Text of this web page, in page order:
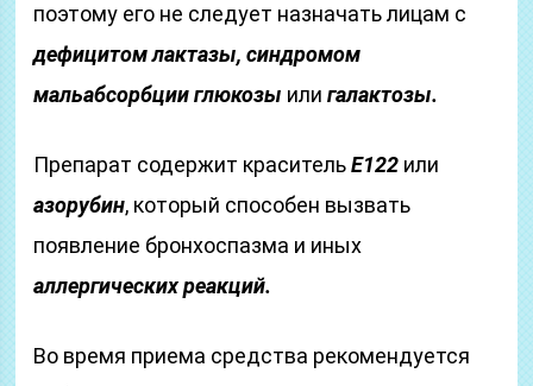
поэтому его не следует назначать лицам с
дефицитом лактазы, синдромом
мальабсорбции глюкозы илигалактозы.
Препарат содержит красительE122 или
азорубин, который способен вызвать
появление бронхоспазма и иных
аллергических реакций.
Во время приема средства рекомендуется